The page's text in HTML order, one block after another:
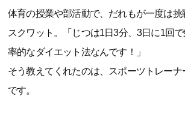
体育の授業や部活動で、だれもが一度は挑
スクワット。「じつは1日3分、3日に1回
率的なダイエット法なんです！」
そう教えてくれたのは、スポーツトレー
です。